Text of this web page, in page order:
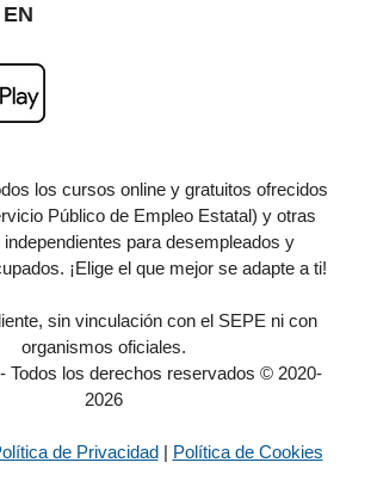
los cursos online y gratuitos ofrecidos
Público de Empleo Estatal) y otras
para desempleados y
¡Elige el que mejor se adapte a ti!
sin vinculación con el SEPE ni con
organismos oficiales.
Todos los derechos reservados © 2020-
2026
de Privacidad| Política de Cookies